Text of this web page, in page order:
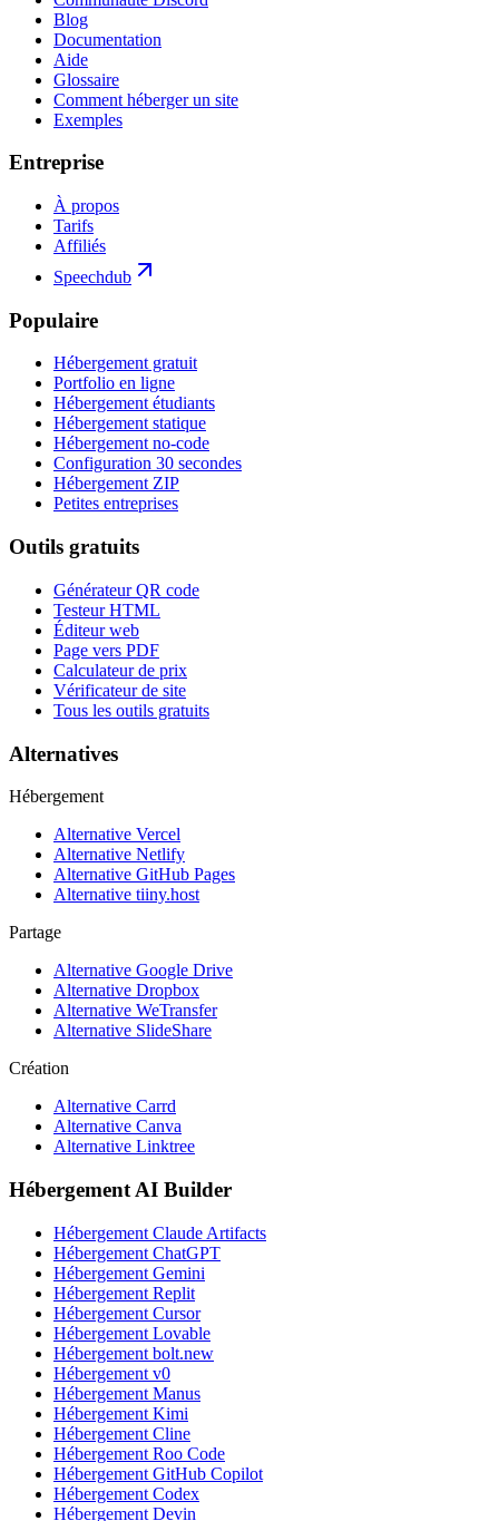
Blog
Documentation
Aide
Glossaire
Comment héberger un site
Exemples
Entreprise
À propos
Tarifs
Affiliés
Speechdub
Populaire
Hébergement gratuit
Portfolio en ligne
Hébergement étudiants
Hébergement statique
Hébergement no-code
Configuration 30 secondes
Hébergement ZIP
Petites entreprises
Outils gratuits
Générateur QR code
Testeur HTML
Éditeur web
Page vers PDF
Calculateur de prix
Vérificateur de site
Tous les outils gratuits
Alternatives
Hébergement
Alternative Vercel
Alternative Netlify
Alternative GitHub Pages
Alternative tiiny.host
Partage
Alternative Google Drive
Alternative Dropbox
Alternative WeTransfer
Alternative SlideShare
Création
Alternative Carrd
Alternative Canva
Alternative Linktree
Hébergement AI Builder
Hébergement Claude Artifacts
Hébergement ChatGPT
Hébergement Gemini
Hébergement Replit
Hébergement Cursor
Hébergement Lovable
Hébergement bolt.new
Hébergement v0
Hébergement Manus
Hébergement Kimi
Hébergement Cline
Hébergement Roo Code
Hébergement GitHub Copilot
Hébergement Codex
Hébergement Devin